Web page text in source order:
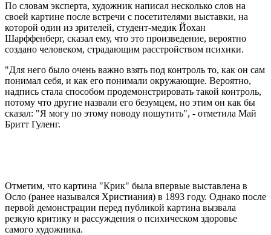
По словам эксперта, художник написал несколько слов на
своей картине после встречи с посетителями выставки, на
которой один из зрителей, студент-медик Йохан
Шарффенберг, сказал ему, что это произведение, вероятно
создано человеком, страдающим расстройством психики.
"Для него было очень важно взять под контроль то, как он сам
понимал себя, и как его понимали окружающие. Вероятно,
надпись стала способом продемонстрировать такой контроль,
потому что другие назвали его безумцем, но этим он как бы
сказал: "Я могу по этому поводу пошутить", - отметила Май
Бритт Гуленг.
Отметим, что картина "Крик" была впервые выставлена в
Осло (ранее назывался Христиания) в 1893 году. Однако после
первой демонстрации перед публикой картина вызвала
резкую критику и рассуждения о психическом здоровье
самого художника.